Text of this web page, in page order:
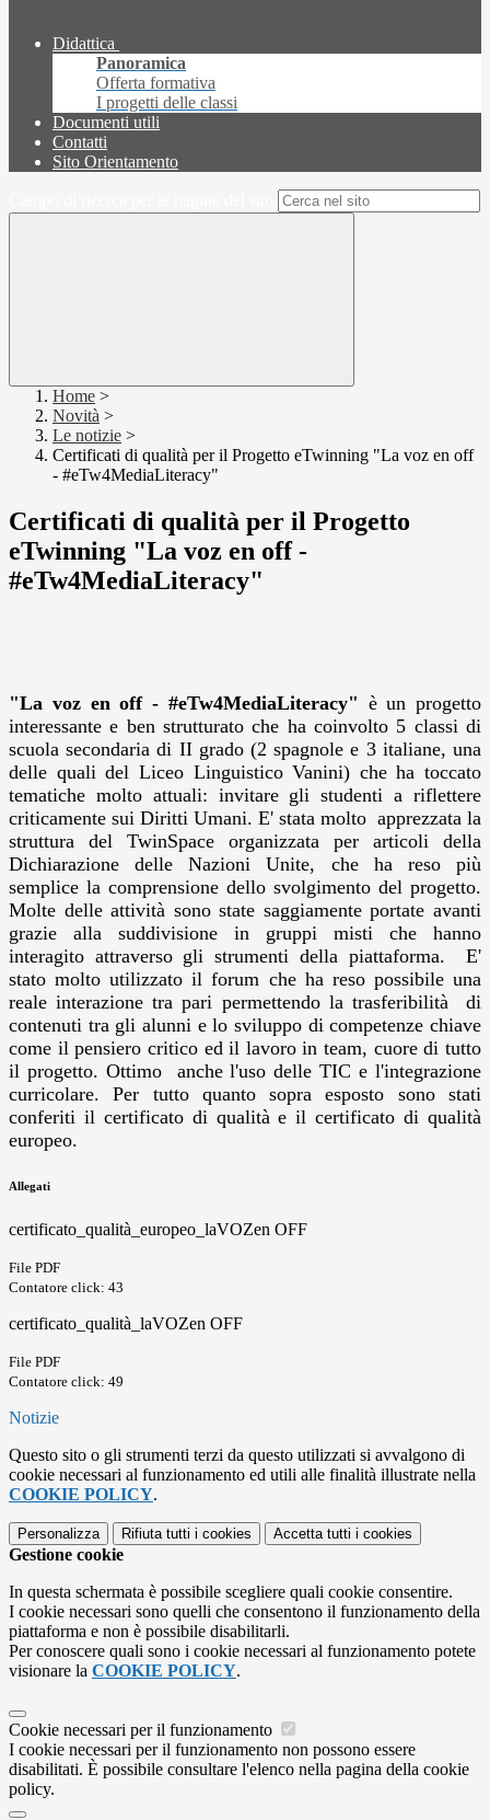
Didattica
Panoramica
Offerta formativa
I progetti delle classi
Documenti utili
Contatti
Sito Orientamento
Home >
Novità >
Le notizie >
Certificati di qualità per il Progetto eTwinning "La voz en off
- #eTw4MediaLiteracy"
Certificati di qualità per il Progetto
eTwinning "La voz en off -
#eTw4MediaLiteracy"
"La voz en off - #eTw4MediaLiteracy" è un progetto
interessante e ben strutturato che ha coinvolto 5 classi di
scuola secondaria di II grado (2 spagnole e 3 italiane, una
delle quali del Liceo Linguistico Vanini) che ha toccato
tematiche molto attuali: invitare gli studenti a riflettere
criticamente sui Diritti Umani. E' stata molto apprezzata la
struttura del TwinSpace organizzata per articoli della
Dichiarazione delle Nazioni Unite, che ha reso più
semplice la comprensione dello svolgimento del progetto.
Molte delle attività sono state saggiamente portate avanti
grazie alla suddivisione in gruppi misti che hanno
interagito attraverso gli strumenti della piattaforma. E'
stato molto utilizzato il forum che ha reso possibile una
reale interazione tra pari permettendo la trasferibilità di
contenuti tra gli alunni e lo sviluppo di competenze chiave
come il pensiero critico ed il lavoro in team, cuore di tutto
il progetto. Ottimo anche l'uso delle TIC e l'integrazione
curricolare. Per tutto quanto sopra esposto sono stati
conferiti il certificato di qualità e il certificato di qualità
europeo.
Allegati
certificato_qualità_europeo_laVOZen OFF
File PDF
Contatore click: 43
certificato_qualità_laVOZen OFF
File PDF
Contatore click: 49
Notizie
Questo sito o gli strumenti terzi da questo utilizzati si avvalgono di
cookie necessari al funzionamento ed utili alle finalità illustrate nella
COOKIE POLICY.
Personalizza Rifiuta tutti i cookies Accetta tutti i cookies
Gestione cookie
In questa schermata è possibile scegliere quali cookie consentire.
I cookie necessari sono quelli che consentono il funzionamento della
piattaforma e non è possibile disabilitarli.
Per conoscere quali sono i cookie necessari al funzionamento potete
visionare la COOKIE POLICY.
Cookie necessari per il funzionamento
I cookie necessari per il funzionamento non possono essere
disabilitati. È possibile consultare l'elenco nella pagina della cookie
policy.